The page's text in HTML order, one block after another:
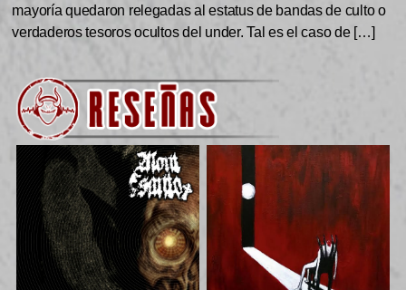
mayoría quedaron relegadas al estatus de bandas de culto o
verdaderos tesoros ocultos del under. Tal es el caso de […]